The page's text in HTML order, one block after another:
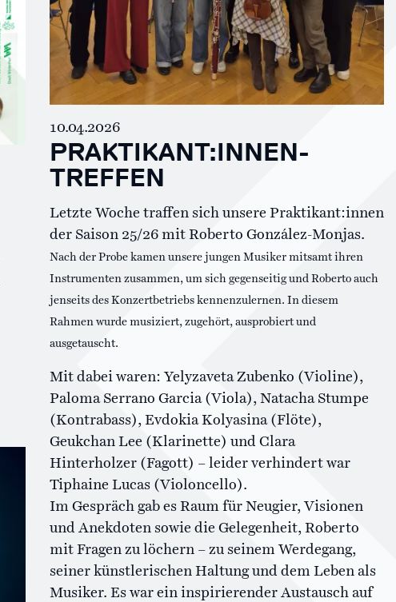
10.04.2026
PRAKTIKANT:INNEN-
TREFFEN
Letzte Woche traffen sich unsere Praktikant:innen
der Saison 25/26 mit Roberto González-Monjas.
Nach der Probe kamen unsere jungen Musiker mitsamt ihren
Instrumenten zusammen, um sich gegenseitig und Roberto auch
jenseits des Konzertbetriebs kennenzulernen. In diesem
Rahmen wurde musiziert, zugehört, ausprobiert und
ausgetauscht.
Mit dabei waren: Yelyzaveta Zubenko (Violine),
Paloma Serrano Garcia (Viola), Natacha Stumpe
(Kontrabass), Evdokia Kolyasina (Flöte),
Geukchan Lee (Klarinette) und Clara
Hinterholzer (Fagott) – leider verhindert war
Tiphaine Lucas (Violoncello).
Im Gespräch gab es Raum für Neugier, Visionen
und Anekdoten sowie die Gelegenheit, Roberto
mit Fragen zu löchern – zu seinem Werdegang,
seiner künstlerischen Haltung und dem Leben als
Musiker. Es war ein inspirierender Austausch auf